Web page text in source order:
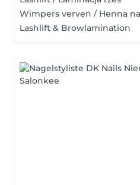
Wimpers verven / Henna
Lashlift & Browlamination